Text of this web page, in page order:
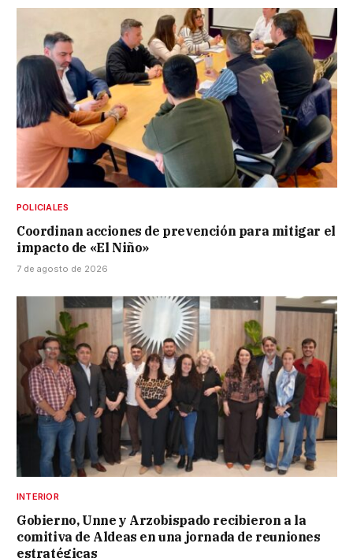
POLICIALES
Coordinan acciones de prevención para mitigar el
impacto de «El Niño»
7 de agosto de 2026
INTERIOR
Gobierno, Unne y Arzobispado recibieron a la
comitiva de Aldeas en una jornada de reuniones
estratégicas